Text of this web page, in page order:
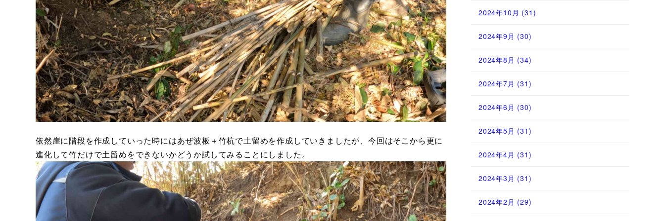
依然崖に階段を作成していった時にはあぜ波板＋竹杭で土留めを作成していきましたが、今回はそこから更に
進化して竹だけで土留めをできないかどうか試してみることにしました。
2024年10月 (31)
2024年9月 (30)
2024年8月 (34)
2024年7月 (31)
2024年6月 (30)
2024年5月 (31)
2024年4月 (31)
2024年3月 (31)
2024年2月 (29)